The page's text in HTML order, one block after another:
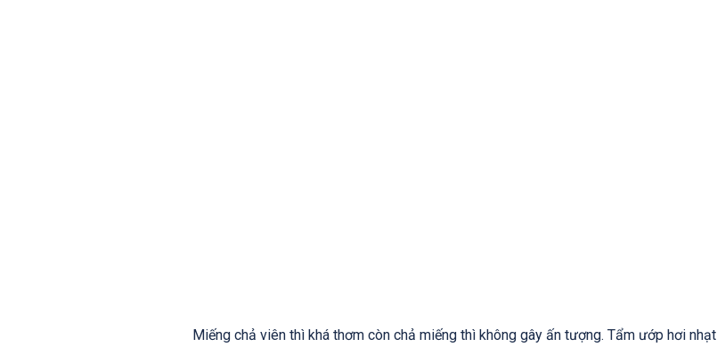
Miếng chả viên thì khá thơm còn chả miếng thì không gây ấn tượng. Tẩm ướp hơi nhạt